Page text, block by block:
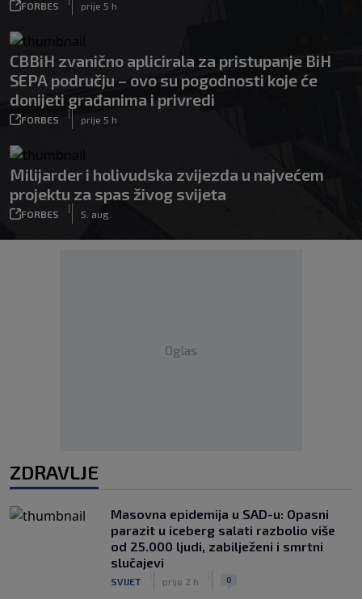
FORBES prije 5 h
CBBiH zvanično aplicirala za pristupanje BiH
SEPA području – ovo su pogodnosti koje će
donijeti građanima i privredi
FORBES
|
prije 5 h
Milijarder i holivudska zvijezda u najvećem
projektu za spas živog svijeta
FORBES
|
5. aug.
Oglas
ZDRAVLJE
Masovna epidemija u SAD-u: Opasni
parazit u iceberg salati razbolio više
od 25.000 ljudi, zabilježeni i smrtni
slučajevi
SVIJET prije 2 h 0